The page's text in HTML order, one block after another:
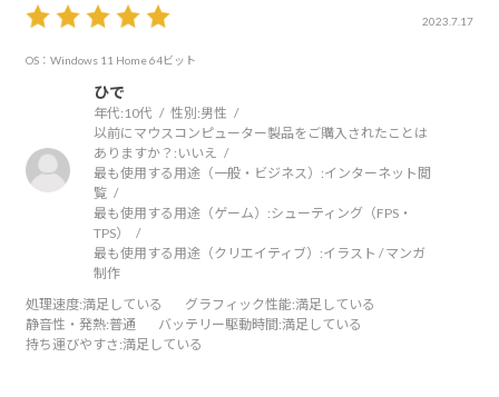
ノートパソコンにしてはハイスぺなのだと思います。2023.7.17
OS：Windows 11 Home 64ビット
ひで
年代: 10代 性別:男性
以前にマウスコンピューター製品をご購入されたことは
ありますか？: いいえ
最も使用する用途（一般・ビジネス）:インターネット閲
覧
最も使用する用途（ゲーム）:シューティング（FPS・
TPS）
最も使用する用途（クリエイティブ）:イラスト / マンガ
制作
処理速度:満足している グラフィック性能:満足している
静音性・発熱:普通 バッテリー駆動時間 :満足している
持ち運びやすさ :満足している